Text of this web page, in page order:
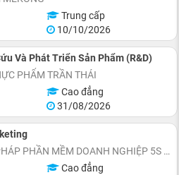
Trung cấp
10/10/2026
Và Phát Triển Sản Phẩm (R&D)
PHẨM TRẦN THÁI
Cao đẳng
31/08/2026
PHẦN MỀM DOANH NGHIỆP 5S
Cao đẳng